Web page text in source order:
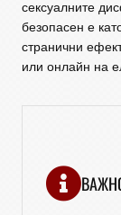
сексуалните
безопасен е
странични
или онлайн на